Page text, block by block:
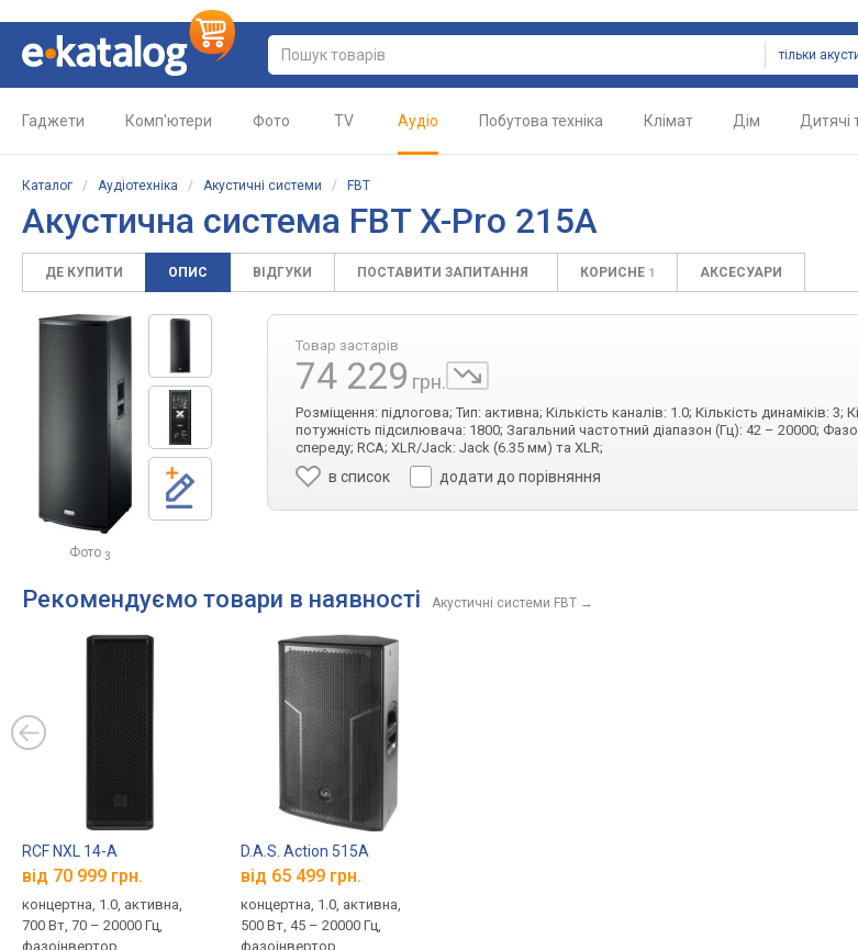
Гаджети Комп'ютери Фото TV Аудіо Побутова техніка Клімат Дім Дитячі
Каталог / Аудіотехніка / Акустичні системи / FBT
Акустична система FBT X-Pro 215A
ДЕ КУПИТИ ОПИС ВІДГУКИ ПОСТАВИТИ ЗАПИТАННЯ КОРИСНЕ 1 АКСЕСУАРИ
Фото 3
Товар застарів
74 229 грн.
Розміщення: підлогова; Тип: активна; Кількість каналів: 1.0; Кількість динаміків: 3;
потужність підсилювача: 1800; Загальний частотний діапазон (Гц): 42 – 20000;
спереду; RCA; XLR/Jack: Jack (6.35 мм) та XLR;
в список додати до порівняння
Рекомендуємо товари в наявності Акустичні системи FBT →
RCF NXL 14-A
від 70 999 грн.
концертна, 1.0, активна,
700 Вт, 70 – 20000 Гц,
фазоінвертор
D.A.S. Action 515A
від 65 499 грн.
концертна, 1.0, активна,
500 Вт, 45 – 20000 Гц,
фазоінвертор